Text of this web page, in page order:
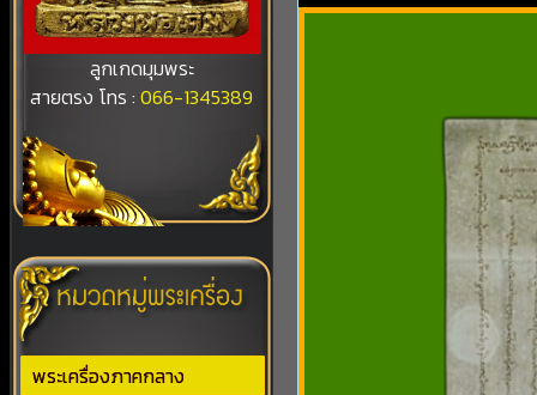
ลูกเกดมุมพระ
สายตรง โทร :066-1345389
พระเครื่องภาคกลาง